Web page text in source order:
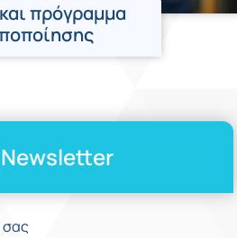
πρόγραμμα
σας